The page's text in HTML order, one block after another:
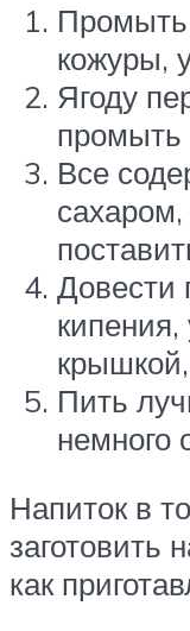
Промыть
кожуры,
Ягоду
промыть
Все
Довести
кипения,
Пить
немного
Напиток в
заготовить
как